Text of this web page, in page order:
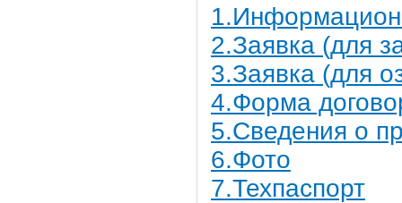
2.Заявка (для
3.Заявка (для
4.Форма
5.Сведения о
6.Фото
7.Техпаспорт